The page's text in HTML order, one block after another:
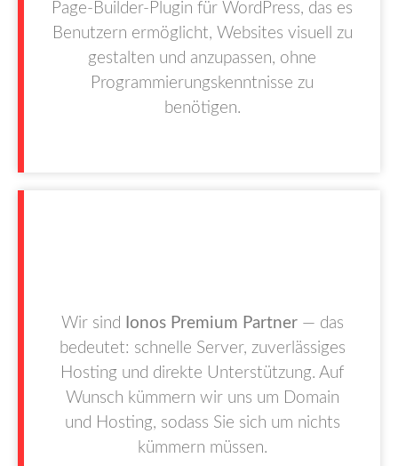
Page-Builder-Plugin für WordPress, das es
Benutzern ermöglicht, Websites visuell zu
gestalten und anzupassen, ohne
Programmierungskenntnisse zu
benötigen.
Wir sind Ionos Premium Partner— das
bedeutet: schnelle Server, zuverlässiges
Hosting und direkte Unterstützung. Auf
Wunsch kümmern wir uns um Domain
und Hosting, sodass Sie sich um nichts
kümmern müssen.